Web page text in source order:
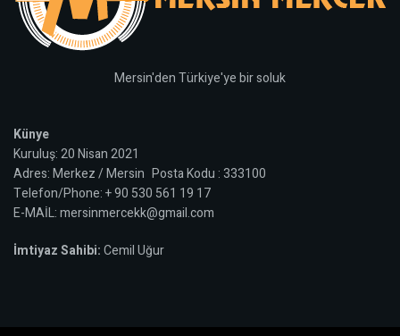
Mersin'den Türkiye'ye bir soluk
Künye
Kuruluş: 20 Nisan 2021
Adres: Merkez / Mersin Posta Kodu : 333100
Telefon/Phone: + 90 530 561 19 17
E-MAİL: mersinmercekk@gmail.com
İmtiyaz Sahibi:Cemil Uğur